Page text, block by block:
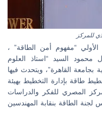
للمركز
“مفهوم أمن الطاقة” ،
محمود السيد “استاذ العلوم
بجامعة القاهرة”، ويتحدث فيها
طاقة بإدارة التخطيط بهيئة
المصري للفكر والدراسات
لجنة الطاقة بنقابة المهندسين